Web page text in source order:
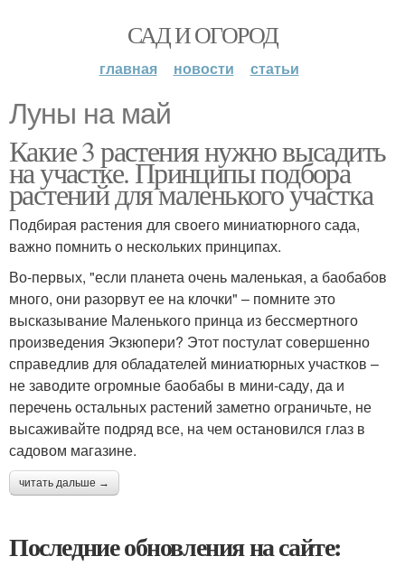
САД И ОГОРОД
главная новости статьи
Луны на май
Какие 3 растения нужно высадить
на участке. Принципы подбора
растений для маленького участка
Подбирая растения для своего миниатюрного сада,
важно помнить о нескольких принципах.
Во-первых, "если планета очень маленькая, а баобабов
много, они разорвут ее на клочки" – помните это
высказывание Маленького принца из бессмертного
произведения Экзюпери? Этот постулат совершенно
справедлив для обладателей миниатюрных участков –
не заводите огромные баобабы в мини-саду, да и
перечень остальных растений заметно ограничьте, не
высаживайте подряд все, на чем остановился глаз в
садовом магазине.
читать дальше →
Последние обновления на сайте: